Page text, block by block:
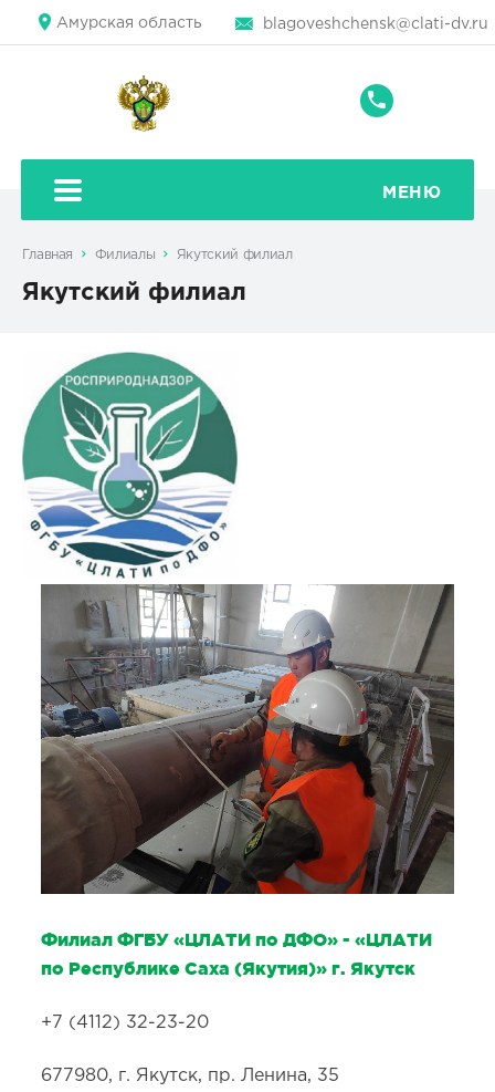
Амурская область blagoveshchensk@clati-dv.ru
+7
59-
87
МЕНЮ
Главная Филиалы Якутский филиал
Якутский филиал
Филиал ФГБУ «ЦЛАТИ по ДФО» - «ЦЛАТИ
по Республике Саха (Якутия)» г. Якутск
+7 (4112) 32-23-20
677980, г. Якутск, пр. Ленина, 35